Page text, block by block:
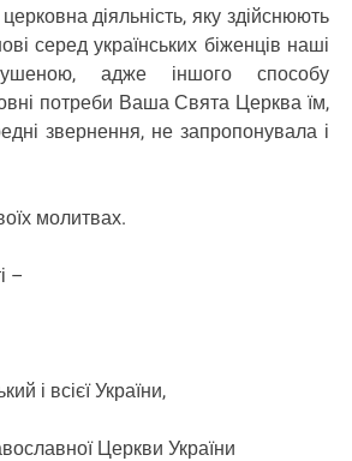
діяльність, яку здійснюють
серед українських біженців наші
адже іншого способу
потреби Ваша Свята Церква їм,
звернення, не запропонувала і
молитвах.
–
і всієї України,
Церкви України